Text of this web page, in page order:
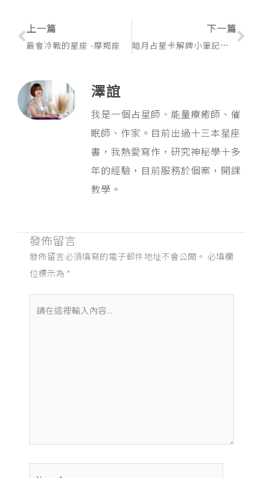
上一頁
上一篇
最會冷戰的星座 -摩羯座
下一篇
暗月占星卡解牌小筆記：行星牌陣
下
澤誼
我是一個占星師、能量療癒師、催
眠師、作家。目前出過十三本星座
書，我熱愛寫作，研究神秘學十多
年的經驗，目前服務於個案，開課
教學。
發佈留言
發佈留言必須填寫的電子郵件地址不會公開。 必填欄
位標示為 *